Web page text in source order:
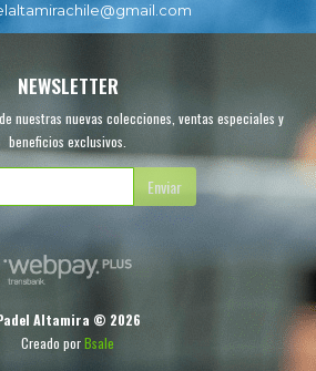
NEWSLETTER
nuestras nuevas colecciones, ventas especiales y
beneficios exclusivos.
Enviar
Altamira © 2026
Creado porBsale